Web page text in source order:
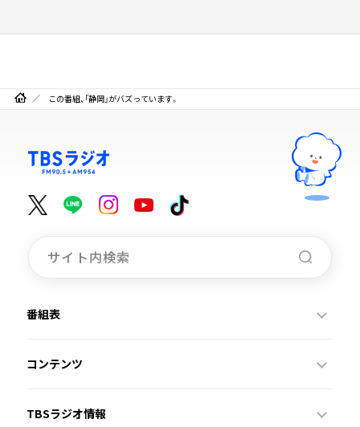
この番組、「静岡」がバズっています。
番組表
コンテンツ
TBSラジオ情報